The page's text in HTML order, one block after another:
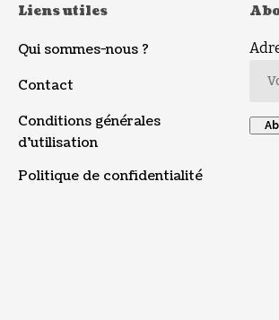
Liens utiles
Qui sommes-nous ?
Contact
Conditions générales
d’utilisation
Politique de confidentialité